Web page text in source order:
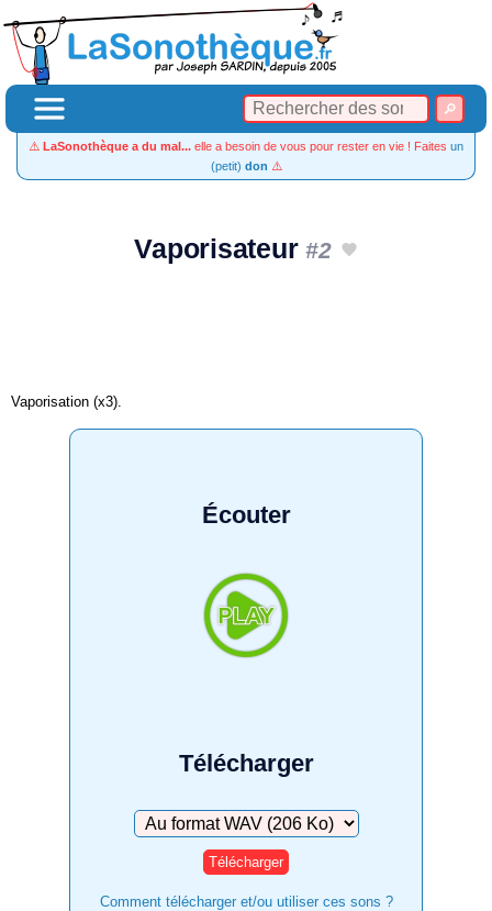
⚠️ LaSonothèque a du mal... elle a besoin de vous pour rester en vie ! Faites un
(petit) don ⚠️
Vaporisateur#2
Vaporisation (x3).
Écouter
Télécharger
Télécharger
Comment télécharger et/ou utiliser ces sons ?